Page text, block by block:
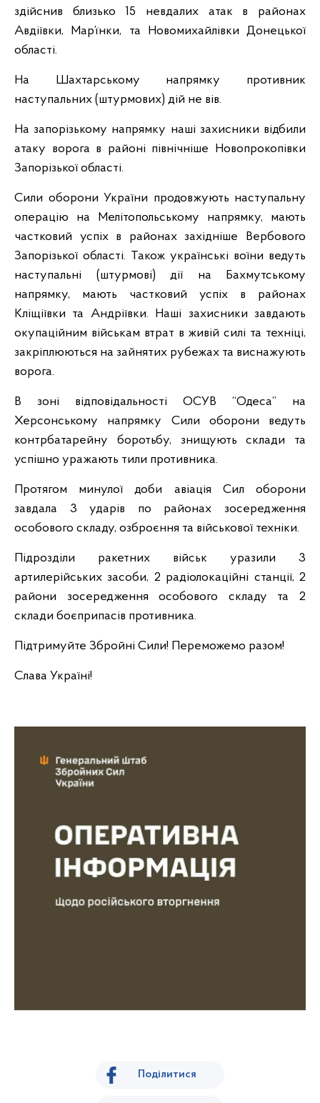
здійснив близько 15 невдалих атак в районах
Авдіївки, Мар’їнки, та Новомихайлівки Донецької
області.
На Шахтарському напрямку противник
наступальних (штурмових) дій не вів.
На запорізькому напрямку наші захисники відбили
атаку ворога в районі північніше Новопрокопівки
Запорізької області.
Сили оборони України продовжують наступальну
операцію на Мелітопольському напрямку, мають
частковий успіх в районах західніше Вербового
Запорізької області. Також українські воїни ведуть
наступальні (штурмові) дії на Бахмутському
напрямку, мають частковий успіх в районах
Кліщіївки та Андріївки. Наші захисники завдають
окупаційним військам втрат в живій силі та техніці,
закріплюються на зайнятих рубежах та виснажують
ворога.
В зоні відповідальності ОСУВ “Одеса” на
Херсонському напрямку Сили оборони ведуть
контрбатарейну боротьбу, знищують склади та
успішно уражають тили противника.
Протягом минулої доби авіація Сил оборони
завдала 3 ударів по районах зосередження
особового складу, озброєння та військової техніки.
Підрозділи ракетних військ уразили 3
артилерійських засоби, 2 радіолокаційні станції, 2
райони зосередження особового складу та 2
склади боєприпасів противника.
Підтримуйте Збройні Сили! Переможемо разом!
Слава Україні!
Поділитися